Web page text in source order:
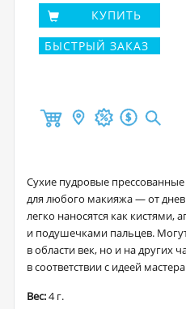
КУПИТЬ
БЫСТРЫЙ ЗАКАЗ
Сухие пудровые
для любого макияжа — от
легко наносятся как кистями,
и подушечками пальцев.
в области век, но и на других
в соответствии с идеей
Вес:4 г.